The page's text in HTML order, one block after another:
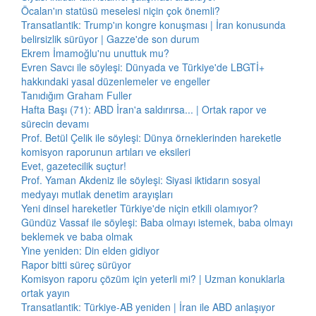
Öcalan'ın statüsü meselesi niçin çok önemli?
Transatlantik: Trump'ın kongre konuşması | İran konusunda
belirsizlik sürüyor | Gazze'de son durum
Ekrem İmamoğlu'nu unuttuk mu?
Evren Savcı ile söyleşi: Dünyada ve Türkiye'de LBGTİ+
hakkındaki yasal düzenlemeler ve engeller
Tanıdığım Graham Fuller
Hafta Başı (71): ABD İran'a saldırırsa... | Ortak rapor ve
sürecin devamı
Prof. Betül Çelik ile söyleşi: Dünya örneklerinden hareketle
komisyon raporunun artıları ve eksileri
Evet, gazetecilik suçtur!
Prof. Yaman Akdeniz ile söyleşi: Siyasi iktidarın sosyal
medyayı mutlak denetim arayışları
Yeni dinsel hareketler Türkiye'de niçin etkili olamıyor?
Gündüz Vassaf ile söyleşi: Baba olmayı istemek, baba olmayı
beklemek ve baba olmak
Yine yeniden: Din elden gidiyor
Rapor bitti süreç sürüyor
Komisyon raporu çözüm için yeterli mi? | Uzman konuklarla
ortak yayın
Transatlantik: Türkiye-AB yeniden | İran ile ABD anlaşıyor